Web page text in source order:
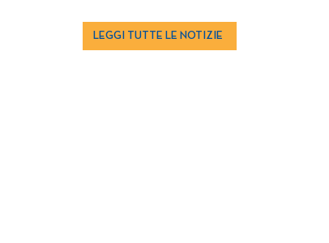
LEGGI TUTTE LE NOTIZIE